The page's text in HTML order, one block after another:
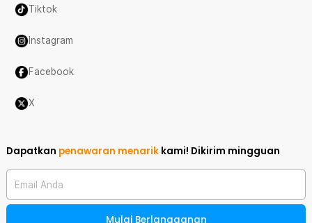
Tiktok
Instagram
Facebook
X
Dapatkan penawaran menarik kami! Dikirim mingguan
Email Anda
Mulai Berlangganan